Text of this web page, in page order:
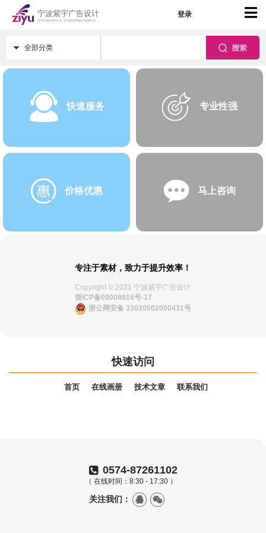
登录
全部分类
快速服务 专业性强
价格优惠 马上咨询
专注于素材，致力于提升效率！
Copyright © 2021 宁波紫宇广告设计
浙ICP备09008916号-17
浙公网安备 33020502000431号
快速访问
首页 在线画册 技术文章 联系我们
0574-87261102
（ 在线时间：8:30 - 17:30 ）
关注我们：